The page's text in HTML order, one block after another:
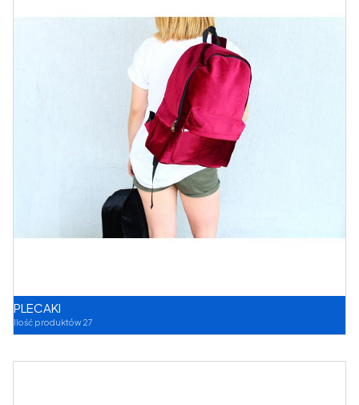
PLECAKI
Ilość produktów 27